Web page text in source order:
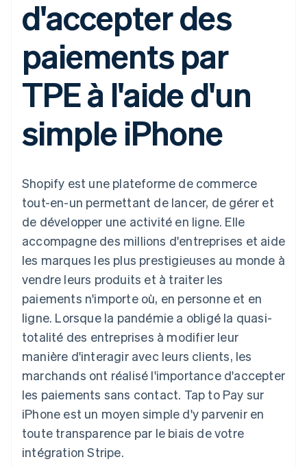
Moyens de
paiement
de 125
Terminal
personne
Authorization
Acceptation
optimisée
accélérés
Financial
Connections
Comptes
associés
Comptabilité
automatisée
Rapports
personnalisés
Data Pipeline
Synchronisation
des données
Product roadmap
Découvrez les prochaines évolutions
Radar
Prévention de la fraude
Atlas
Constitution de start-up
Climate
Élimination du carbone
Identity
Vérification de l'identité
l’application
Marketplaces
Gestion financière
Plateformes
SaaS
Entreprises d'IA
Jeux
Hôtellerie, voyages et
loisirs
Assurance
Médias et
divertissements
Organisations à but
non lucratif
Services aux
entreprises
Secteur public
Commerce en ligne
Écosystème
Partenaires
Stripe App Marketplace
Gérer des
abonnements
Proposer une
facturation à l'usage
Émettre des cartes
bancaires adossées à
des stablecoins
Fournir et gérer des
services avec des
agents
Ressources
Intégrations
d'applications
Exemples de code
Blog des développeurs
État de l'API
Entreprise
Feuille de route
produits
Sessions : conférence
annuelle
Carrières
Communiqués de
presse
Stripe Press
Contact
Contacter notre équipe
Devenir partenaire
d'accepter des
paiements par
TPE à l'aide d'un
simple iPhone
Shopify est une plateforme de commerce
tout-en-un permettant de lancer, de gérer et
de développer une activité en ligne. Elle
accompagne des millions d'entreprises et aide
les marques les plus prestigieuses au monde à
vendre leurs produits et à traiter les
paiements n'importe où, en personne et en
ligne. Lorsque la pandémie a obligé la quasi-
totalité des entreprises à modifier leur
manière d'interagir avec leurs clients, les
marchands ont réalisé l'importance d'accepter
les paiements sans contact. Tap to Pay sur
iPhone est un moyen simple d'y parvenir en
toute transparence par le biais de votre
intégration Stripe.